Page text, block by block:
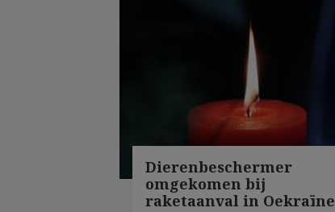
Dierenbeschermer
omgekomen bij
raketaanval in Oekraïne